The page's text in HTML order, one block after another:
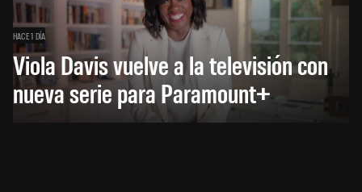
HACE 1 DÍA
Viola Davis vuelve a la televisión con
nueva serie para Paramount+